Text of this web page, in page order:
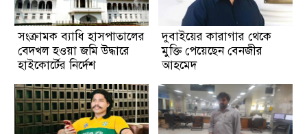
সংক্রামক ব্যাধি হাসপাতালের
বেদখল হওয়া জমি উদ্ধারে
হাইকোর্টের নির্দেশ
দুবাইয়ের কারাগার থেকে
মুক্তি পেয়েছেন বেনজীর
আহমেদ